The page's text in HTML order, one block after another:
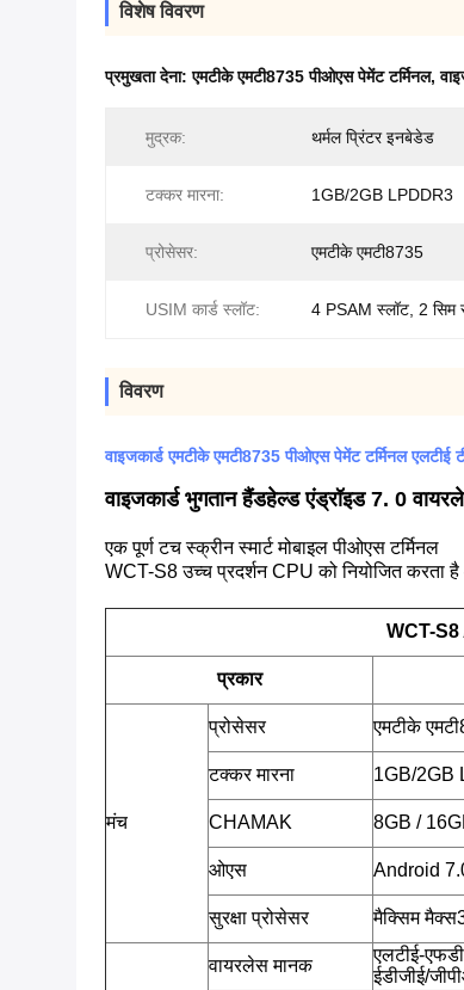
विशेष विवरण
प्रमुखता देना:एमटीके एमटी8735 पीओएस पेमेंट टर्मिनल,
मुद्रक: थर्मल प्रिंटर इनबेडेड
टक्कर मारना: 1GB/2GB LPDDR3
प्रोसेसर: एमटीके एमटी8735
USIM कार्ड स्लॉट: 4 PSAM स्लॉट, 2 सिम
विवरण
वाइजकार्ड एमटीके एमटी8735 पीओएस पेमेंट टर्मिनल एलटीई
वाइजकार्ड भुगतान हैंडहेल्ड एंड्रॉइड 7. 0
एक पूर्ण टच स्क्रीन स्मार्ट मोबाइल पीओएस टर्मिनल
WCT-S8 उच्च प्रदर्शन CPU को नियोजित करता
WCT-S8
प्रकार
मंच
प्रोसेसर एमटीके
टक्कर मारना 1GB/2GB
CHAMAK 8GB /
ओएस Android
सुरक्षा प्रोसेसर मैक्सिम
वायरलेस मानक
एलटीई-
ईडीजीई/